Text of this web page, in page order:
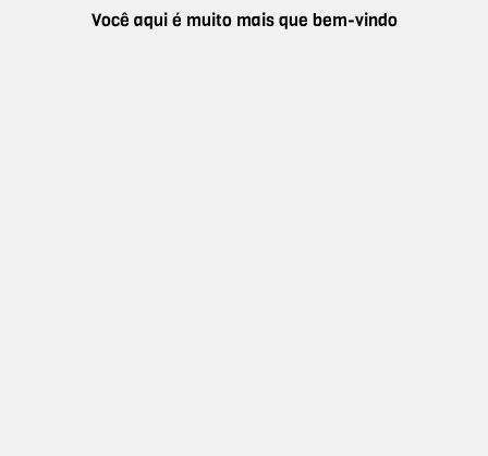
Você aqui é muito mais que bem-vindo